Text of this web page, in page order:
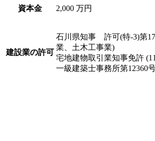
資本金 2,000 万円
建設業の許可
石川県知事 許可(特-3)第
業、土木工事業)
宅地建物取引業知事免許
一級建築士事務所第12360